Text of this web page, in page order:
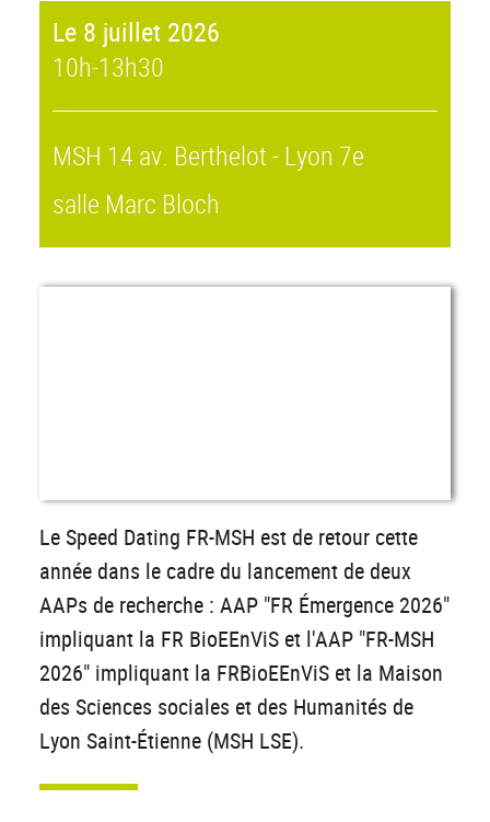
Le 8 juillet 2026
10h-13h30
MSH 14 av. Berthelot - Lyon 7e
salle Marc Bloch
Le Speed Dating FR-MSH est de retour cette
année dans le cadre du lancement de deux
AAPs de recherche : AAP "FR Émergence 2026"
impliquant la FR BioEEnViS et l'AAP "FR-MSH
2026" impliquant la FRBioEEnViS et la Maison
des Sciences sociales et des Humanités de
Lyon Saint-Étienne (MSH LSE).